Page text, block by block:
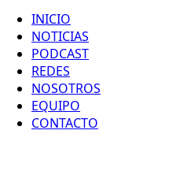
INICIO
NOTICIAS
PODCAST
REDES
NOSOTROS
EQUIPO
CONTACTO